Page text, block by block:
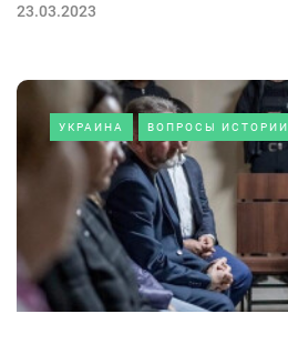
23.03.2023
УКРАИНА ВОПРОСЫ ИСТОРИИ